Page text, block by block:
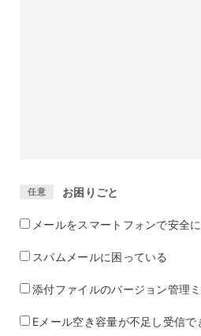
任意 お困りごと
メールをスマートフォンで安全
スパムメールに困っている
添付ファイルのバージョン管理
Eメール空き容量が不足し受信で